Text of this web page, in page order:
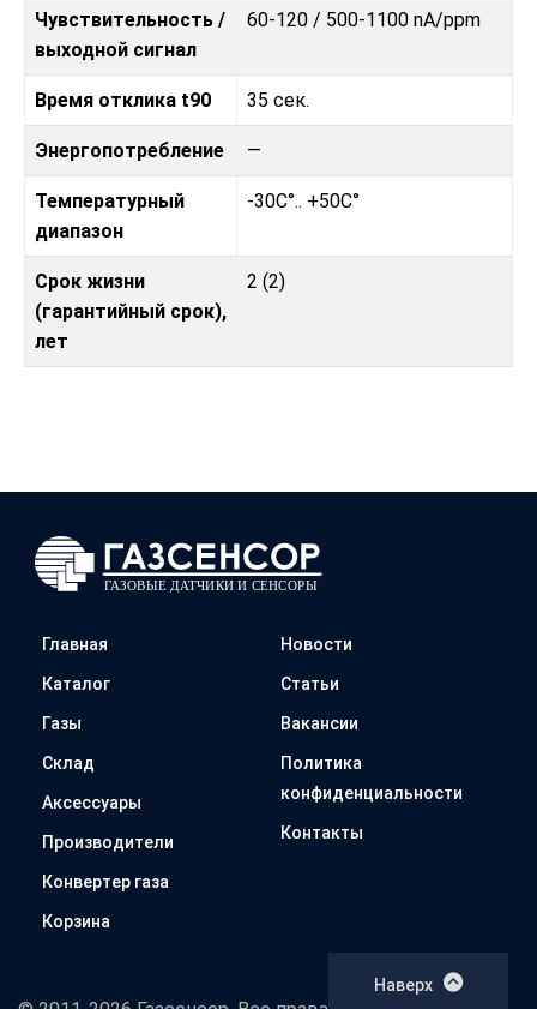
Чувствительность /
выходной сигнал
60-120 / 500-1100 nA/ppm
Время отклика t90 35 сек.
Энергопотребление —
Температурный
диапазон
-30C°.. +50C°
Срок жизни
(гарантийный срок),
лет
2 (2)
Главная
Каталог
Газы
Склад
Аксессуары
Производители
Конвертер газа
Корзина
Новости
Статьи
Вакансии
Политика
конфиденциальности
Контакты
Наверх